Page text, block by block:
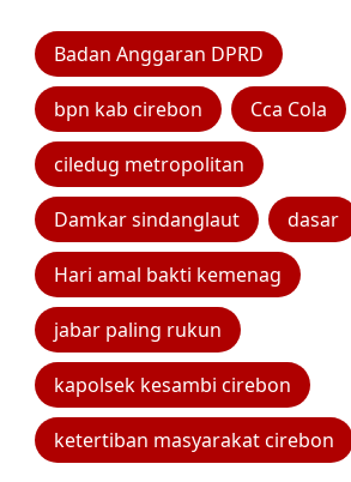
Badan Anggaran DPRD
bpn kab cirebon Cca Cola
ciledug metropolitan
Damkar sindanglaut dasar
Hari amal bakti kemenag
jabar paling rukun
kapolsek kesambi cirebon
ketertiban masyarakat cirebon